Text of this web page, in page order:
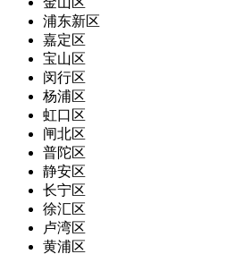
浦东新区
嘉定区
宝山区
闵行区
杨浦区
虹口区
闸北区
普陀区
静安区
长宁区
徐汇区
卢湾区
黄浦区